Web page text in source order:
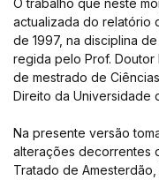
O trabalho que neste
actualizada do relatório
de 1997, na disciplina
regida pelo Prof.
de mestrado de
Direito da Universidade
Na presente versão
alterações decorrentes
Tratado de